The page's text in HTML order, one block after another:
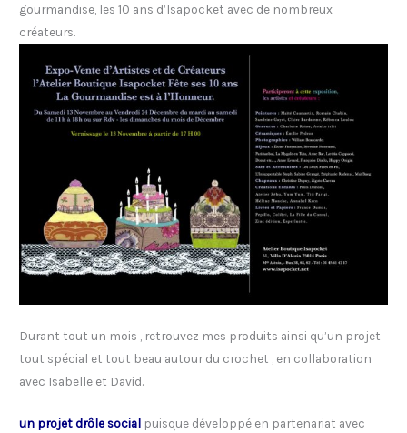
gourmandise, les 10 ans d’Isapocket avec de nombreux
créateurs.
Durant tout un mois , retrouvez mes produits ainsi qu’un projet
tout spécial et tout beau autour du crochet , en collaboration
avec Isabelle et David.
un projet drôle social puisque développé en partenariat avec